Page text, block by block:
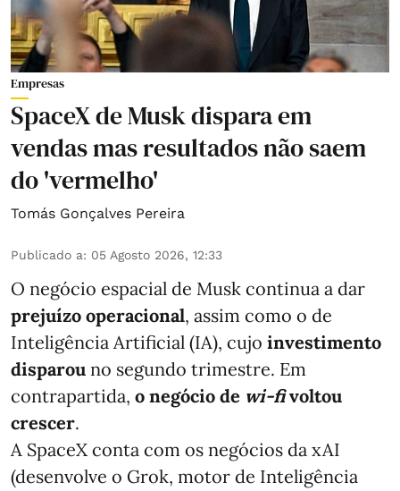
Empresas
SpaceX de Musk dispara em
vendas mas resultados não saem
do 'vermelho'
Tomás Gonçalves Pereira
Publicado a: 05 Agosto 2026, 12:33
O negócio espacial de Musk continua a dar
prejuízo operacional, assim como o de
Inteligência Artificial (IA), cujo investimento
disparou no segundo trimestre. Em
contrapartida, o negócio de wi-fivoltou
crescer.
A SpaceX conta com os negócios da xAI
(desenvolve o Grok, motor de Inteligência